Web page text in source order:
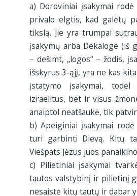
a) Doroviniai įsakymai
privalo elgtis, kad galėtų
tikslą. Jie yra trumpai
įsakymų arba Dekaloge (iš
– dešimt, „logos“ – žodis,
išskyrus 3-ąjį, yra ne kas
įstatymo įsakymai,
izraelitus, bet ir visus
anaiptol neatšaukė, tik
b) Apeiginiai įsakymai
turi garbinti Dievą. Kitų
Viešpats Jėzus juos
c) Pilietiniai įsakymai
tautos valstybinį ir pilietinį
nesaistė kitų tautų ir dabar